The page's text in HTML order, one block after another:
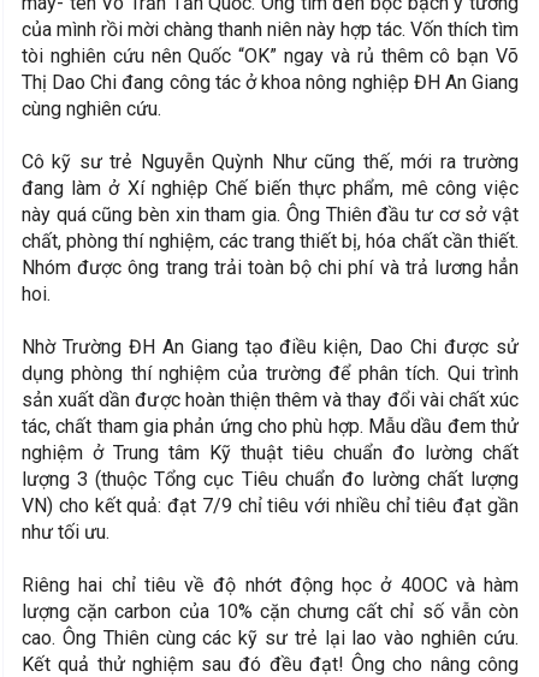
của mình rồi mời chàng thanh niên này hợp tác. Vốn thích tìm
tòi nghiên cứu nên Quốc “OK” ngay và rủ thêm cô bạn Võ
Thị Dao Chi đang công tác ở khoa nông nghiệp ĐH An Giang
cùng nghiên cứu.
Cô kỹ sư trẻ Nguyễn Quỳnh Như cũng thế, mới ra trường
đang làm ở Xí nghiệp Chế biến thực phẩm, mê công việc
này quá cũng bèn xin tham gia. Ông Thiên đầu tư cơ sở vật
chất, phòng thí nghiệm, các trang thiết bị, hóa chất cần thiết.
Nhóm được ông trang trải toàn bộ chi phí và trả lương hẳn
hoi.
Nhờ Trường ĐH An Giang tạo điều kiện, Dao Chi được sử
dụng phòng thí nghiệm của trường để phân tích. Qui trình
sản xuất dần được hoàn thiện thêm và thay đổi vài chất xúc
tác, chất tham gia phản ứng cho phù hợp. Mẫu dầu đem thử
nghiệm ở Trung tâm Kỹ thuật tiêu chuẩn đo lường chất
lượng 3 (thuộc Tổng cục Tiêu chuẩn đo lường chất lượng
VN) cho kết quả: đạt 7/9 chỉ tiêu với nhiều chỉ tiêu đạt gần
như tối ưu.
Riêng hai chỉ tiêu về độ nhớt động học ở 40OC và hàm
lượng cặn carbon của 10% cặn chưng cất chỉ số vẫn còn
cao. Ông Thiên cùng các kỹ sư trẻ lại lao vào nghiên cứu.
Kết quả thử nghiệm sau đó đều đạt! Ông cho nâng công